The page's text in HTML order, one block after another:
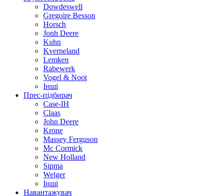
Dowdeswell
Gregoire Besson
Horsch
Jonh Deere
Kuhn
Kverneland
Lemken
Rabewerk
Vogel & Noot
Інші
Прес-підбирач
Case-IH
Claas
John Deere
Krone
Massey Ferguson
Mc Cormick
New Holland
Sipma
Welger
Інші
Навантажувач